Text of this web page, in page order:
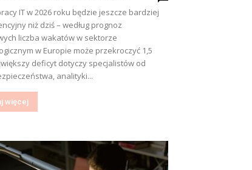
IT w 2026 roku będzie jeszcze bardziej
niż dziś – według prognoz
liczba wakatów w sektorze
w Europie może przekroczyć 1,5
deficyt dotyczy specjalistów od
analityki...
więcej